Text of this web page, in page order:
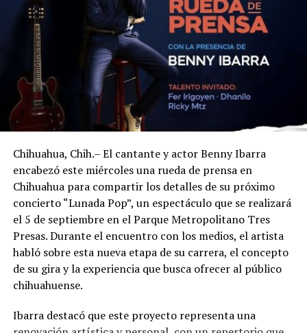
Chihuahua, Chih.– El cantante y actor Benny Ibarra
encabezó este miércoles una rueda de prensa en
Chihuahua para compartir los detalles de su próximo
concierto “Lunada Pop”, un espectáculo que se realizará
el 5 de septiembre en el Parque Metropolitano Tres
Presas. Durante el encuentro con los medios, el artista
habló sobre esta nueva etapa de su carrera, el concepto
de su gira y la experiencia que busca ofrecer al público
chihuahuense.
Ibarra destacó que este proyecto representa una